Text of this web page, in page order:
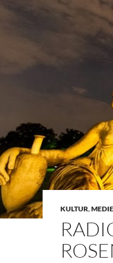
KULTUR,